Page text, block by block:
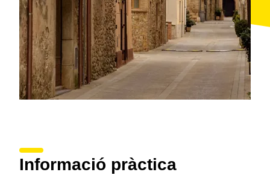
Informació pràctica